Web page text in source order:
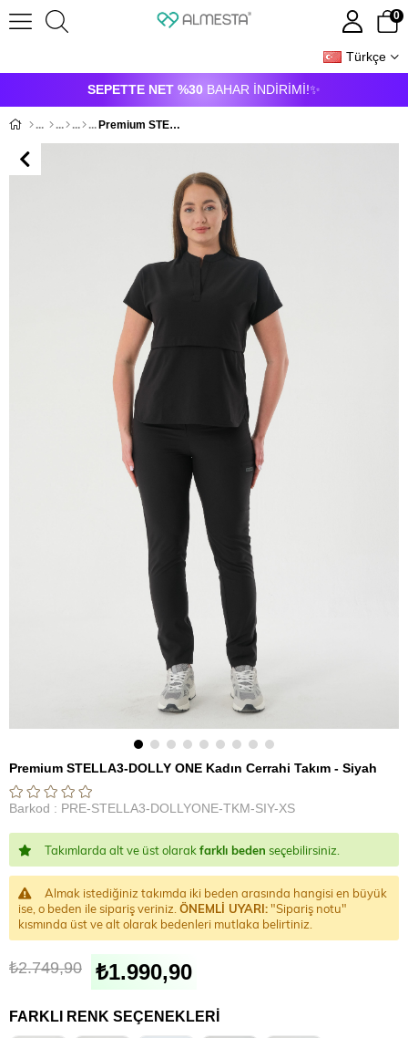
SEPETTE NET %30 BAHAR İNDİRİMİ!✨
Türkçe
0
ÜYE GIRIŞI ÜYE OL
Premium STELLA3-DOLLY ONE Kadın Cerrahi Takım - Siyah
Premium STELLA3-DOLLY ONE Kadın Cerrahi Takım - Siyah
Barkod : PRE-STELLA3-DOLLYONE-TKM-SIY-XS
Takımlarda alt ve üst olarak farklı beden seçebilirsiniz.
Almak istediğiniz takımda iki beden arasında hangisi en büyük
ise, o beden ile sipariş veriniz. ÖNEMLİ UYARI:"Sipariş notu"
kısmında üst ve alt olarak bedenleri mutlaka belirtiniz.
₺2.749,90 ₺1.990,90
FARKLI RENK SEÇENEKLERI